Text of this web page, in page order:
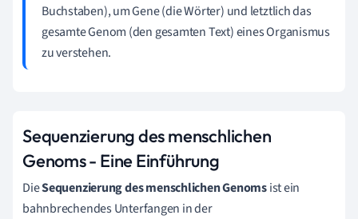
Buchstaben), um Gene (die Wörter) und letztlich das
gesamte Genom (den gesamten Text) eines Organismus
zu verstehen.
Sequenzierung des menschlichen
Genoms - Eine Einführung
DieSequenzierung des menschlichen Genomsist ein
bahnbrechendes Unterfangen in der